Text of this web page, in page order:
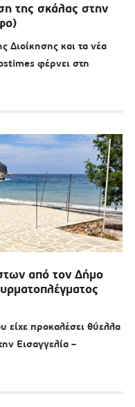
της σκάλας στην
Διοίκησης και τα νέα
φέρνει στη
από τον Δήμο
προκαλέσει θύελλα
Εισαγγελία –